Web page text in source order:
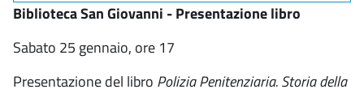
Biblioteca San Giovanni - Presentazione libro
Sabato 25 gennaio, ore 17
Presentazione del libro Polizia Penitenziaria. Storia della